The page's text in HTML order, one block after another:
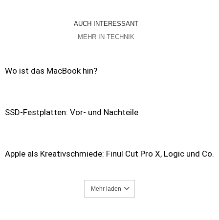
AUCH INTERESSANT
MEHR IN TECHNIK
Wo ist das MacBook hin?
SSD-Festplatten: Vor- und Nachteile
Apple als Kreativschmiede: Finul Cut Pro X, Logic und Co.
Mehr laden